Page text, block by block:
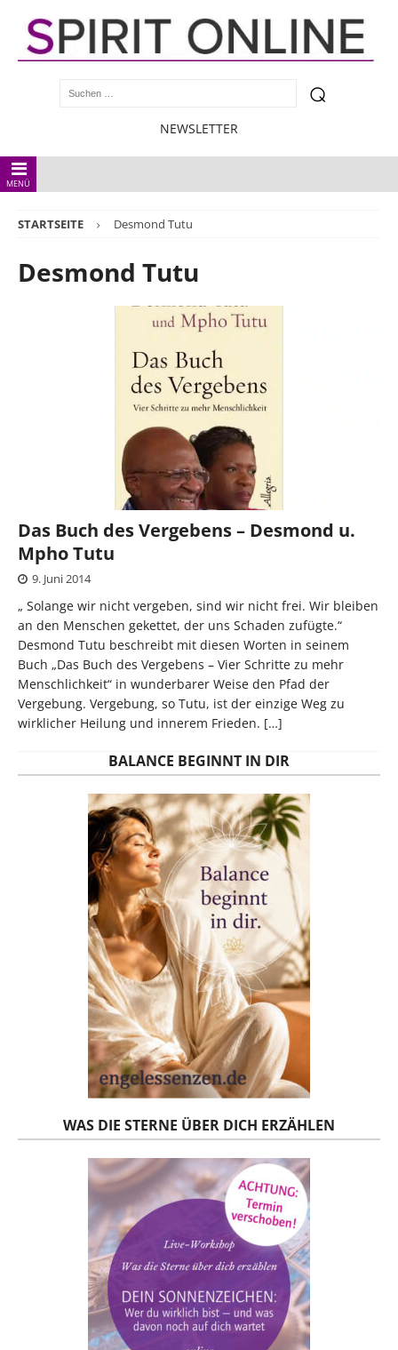
NEWSLETTER
MENÜ
STARTSEITE Desmond Tutu
Desmond Tutu
Das Buch des Vergebens – Desmond u.
Mpho Tutu
9. Juni 2014
„ Solange wir nicht vergeben, sind wir nicht frei. Wir bleiben
an den Menschen gekettet, der uns Schaden zufügte.“
Desmond Tutu beschreibt mit diesen Worten in seinem
Buch „Das Buch des Vergebens – Vier Schritte zu mehr
Menschlichkeit“ in wunderbarer Weise den Pfad der
Vergebung. Vergebung, so Tutu, ist der einzige Weg zu
wirklicher Heilung und innerem Frieden. […]
BALANCE BEGINNT IN DIR
WAS DIE STERNE ÜBER DICH ERZÄHLEN